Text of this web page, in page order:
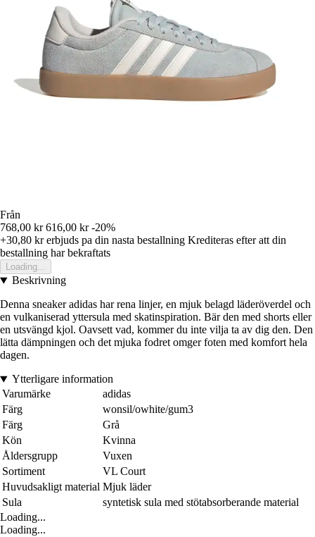
Från
768,00 kr 616,00 kr -20%
+30,80 krerbjuds pa din nasta bestallning Krediteras efter att din
bestallning har bekraftats
Loading...
Beskrivning
Denna sneaker adidas har rena linjer, en mjuk belagd läderöverdel och
en vulkaniserad yttersula med skatinspiration. Bär den med shorts eller
en utsvängd kjol. Oavsett vad, kommer du inte vilja ta av dig den. Den
lätta dämpningen och det mjuka fodret omger foten med komfort hela
dagen.
Ytterligare information
Varumärke
adidas
Färg
wonsil/owhite/gum3
Färg
Grå
Kön
Kvinna
Åldersgrupp
Vuxen
Sortiment
VL Court
Huvudsakligt material Mjuk läder
Sula
syntetisk sula med stötabsorberande material
Loading...
Loading...